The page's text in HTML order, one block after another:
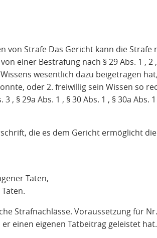
von Strafe Das Gericht kann die Strafe
einer Bestrafung nach § 29 Abs. 1 ,
wesentlich dazu beigetragen
oder 2. freiwillig sein Wissen so
, § 29a Abs. 1 , § 30 Abs. 1 , § 30a
die es dem Gericht ermöglicht
Taten,
Strafnachlässe. Voraussetzung für
einen eigenen Tatbeitrag geleistet hat.